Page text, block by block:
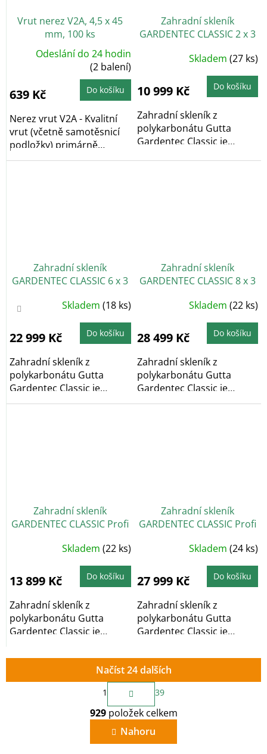
Vrut nerez V2A, 4,5 x 45
mm, 100 ks
Odeslání do 24 hodin
(2 balení)
639 Kč Do košíku
Nerez vrut V2A - Kvalitní
vrut (včetně samotěsnicí
podložky) primárně
určený k...
Zahradní skleník
GARDENTEC CLASSIC 2 x 3
Průměrné
hodnocení
4,6
z
hvězdiček.
Skladem(27 ks)
10 999 Kč Do košíku
Zahradní skleník z
polykarbonátu Gutta
Gardentec Classic je
Zahradní skleník
GARDENTEC CLASSIC 6 x 3
Průměrné
hodnocení
4,4
z
hvězdiček.
Skladem (18 ks)
22 999 Kč Do košíku
Zahradní skleník z
polykarbonátu Gutta
Gardentec Classic je
obloukový zahradní
Zahradní skleník
GARDENTEC CLASSIC 8 x 3
Průměrné
hodnocení
5,0
z
hvězdiček.
Skladem(22 ks)
28 499 Kč Do košíku
Zahradní skleník z
polykarbonátu Gutta
Gardentec Classic je
obloukový zahradní
Zahradní skleník
GARDENTEC CLASSIC Profi
Průměrné
hodnocení
5,0
z
hvězdiček.
Skladem (22 ks)
13 899 Kč Do košíku
Zahradní skleník z
polykarbonátu Gutta
Gardentec Classic je
skleník,...
Zahradní skleník
GARDENTEC CLASSIC Profi
Průměrné
hodnocení
4,9
z
hvězdiček.
Skladem(24 ks)
27 999 Kč Do košíku
Zahradní skleník z
polykarbonátu Gutta
Gardentec Classic je
skleník,...
O
v
l
á
Načíst 24 dalších
S
t
r
á
n
k
o
1 39
929položek celkem
Nahoru